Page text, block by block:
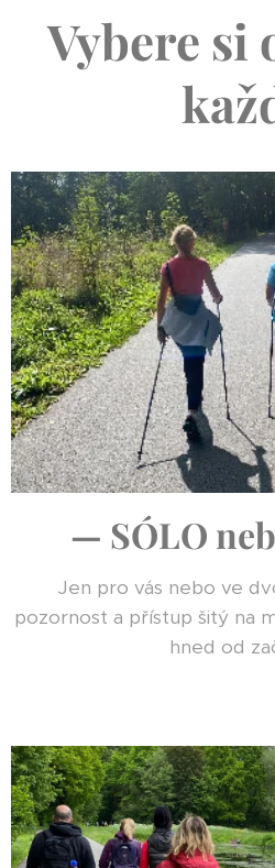
Vybere si
— SÓLO
Jen pro vás nebo ve
pozornost a přístup šitý na
hned od